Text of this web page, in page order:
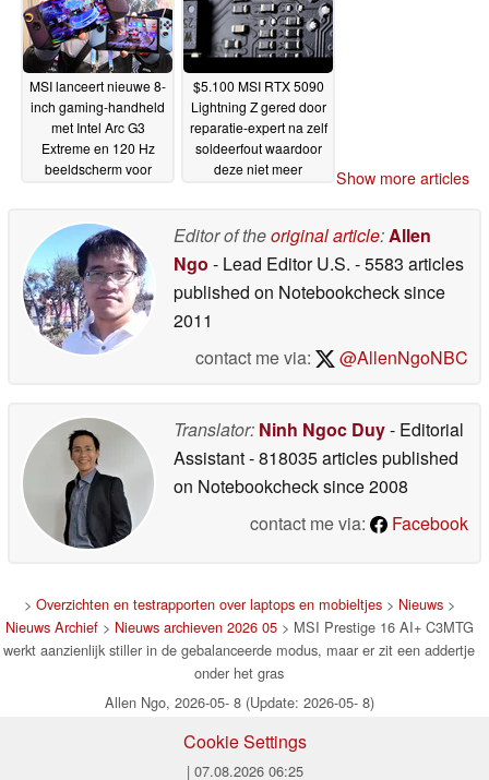
MSI lanceert nieuwe 8-
inch gaming-handheld
met Intel Arc G3
Extreme en 120 Hz
beeldscherm voor
$5.100 MSI RTX 5090
Lightning Z gered door
reparatie-expert na zelf
soldeerfout waardoor
deze niet meer
Show more articles
Editor of theoriginal article:Allen
Ngo - Lead Editor U.S. - 5583 articles
published on Notebookchecksince
2011
contact me via:
@AllenNgoNBC
Translator: Ninh Ngoc Duy- Editorial
Assistant- 818035 articles published
on Notebookchecksince 2008
contact me via:
Facebook
> Overzichten en testrapporten over laptops en mobieltjes> Nieuws>
Nieuws Archief> Nieuws archieven 2026 05> MSI Prestige 16 AI+ C3MTG
werkt aanzienlijk stiller in de gebalanceerde modus, maar er zit een addertje
onder het gras
Allen Ngo, 2026-05- 8 (Update: 2026-05- 8)
Cookie Settings
| 07.08.2026 06:25